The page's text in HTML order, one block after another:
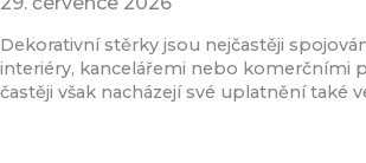
Dekorativní stěrky jsou nejčastěji
interiéry, kancelářemi nebo komerčními
častěji však nacházejí své uplatnění také